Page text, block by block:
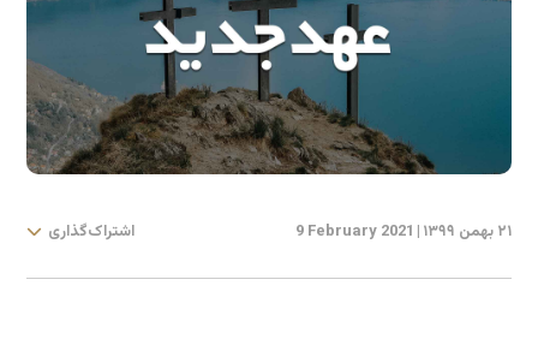
اشتراک‌گذاری ۲۱ بهمن ۱۳۹۹ |
9 February 2021